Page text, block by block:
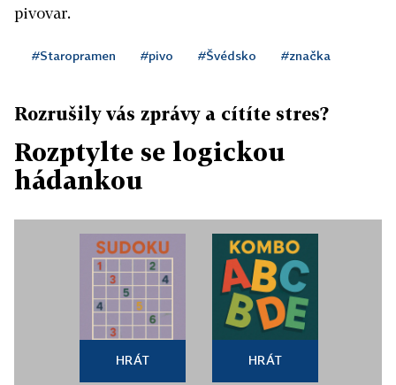
pivovar.
#Staropramen #pivo #Švédsko #značka
Rozrušily vás zprávy a cítíte stres?
Rozptylte se logickou
hádankou
HRÁT HRÁT